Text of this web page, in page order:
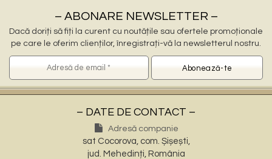
– ABONARE NEWSLETTER –
Dacă doriți să fiți la curent cu noutățile sau ofertele promoționale
pe care le oferim clienților, înregistrați-vă la newsletterul nostru.
– DATE DE CONTACT –
Adresă companie
sat Cocorova, com. Șișești,
jud. Mehedinți, România